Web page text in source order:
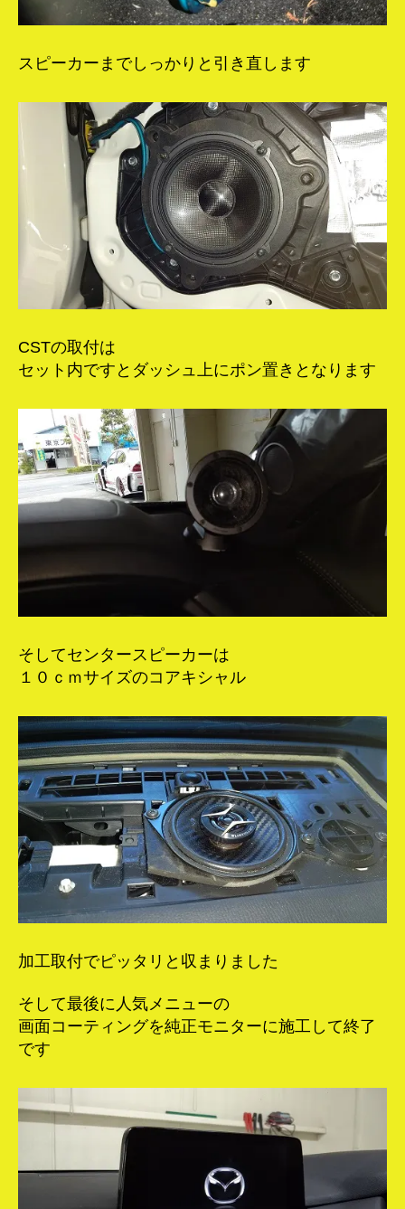
スピーカーまでしっかりと引き直します
CSTの取付は
セット内ですとダッシュ上にポン置きとなります
そしてセンタースピーカーは
１０ｃｍサイズのコアキシャル
加工取付でピッタリと収まりました
そして最後に人気メニューの
画面コーティングを純正モニターに施工して終了
です